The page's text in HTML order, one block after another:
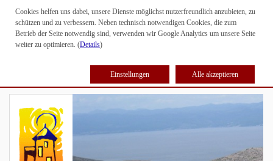
Cookies helfen uns dabei, unsere Dienste möglichst nutzerfreundlich anzubieten, zu
schützen und zu verbessern. Neben technisch notwendigen Cookies, die zum
Betrieb der Seite notwendig sind, verwenden wir Google Analytics um unsere Seite
weiter zu optimieren. (Details)
Einstellungen Alle akzeptieren